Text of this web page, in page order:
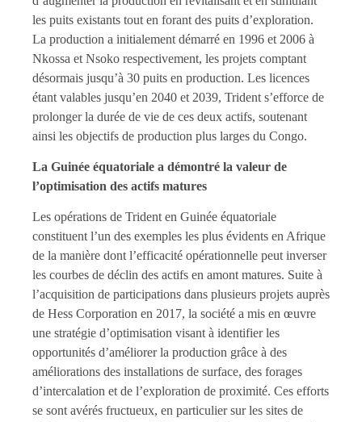
les puits existants tout en forant des puits d’exploration.
La production a initialement démarré en 1996 et 2006 à
Nkossa et Nsoko respectivement, les projets comptant
désormais jusqu’à 30 puits en production. Les licences
étant valables jusqu’en 2040 et 2039, Trident s’efforce de
prolonger la durée de vie de ces deux actifs, soutenant
ainsi les objectifs de production plus larges du Congo.
La Guinée équatoriale a démontré la valeur de
l’optimisation des actifs matures
Les opérations de Trident en Guinée équatoriale
constituent l’un des exemples les plus évidents en Afrique
de la manière dont l’efficacité opérationnelle peut inverser
les courbes de déclin des actifs en amont matures. Suite à
l’acquisition de participations dans plusieurs projets auprès
de Hess Corporation en 2017, la société a mis en œuvre
une stratégie d’optimisation visant à identifier les
opportunités d’améliorer la production grâce à des
améliorations des installations de surface, des forages
d’intercalation et de l’exploration de proximité. Ces efforts
se sont avérés fructueux, en particulier sur les sites de